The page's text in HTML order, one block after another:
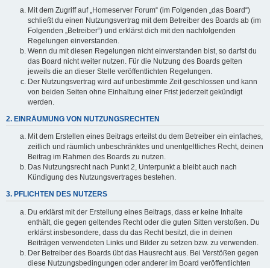
Mit dem Zugriff auf „Homeserver Forum“ (im Folgenden „das Board“)
schließt du einen Nutzungsvertrag mit dem Betreiber des Boards ab (im
Folgenden „Betreiber“) und erklärst dich mit den nachfolgenden
Regelungen einverstanden.
Wenn du mit diesen Regelungen nicht einverstanden bist, so darfst du
das Board nicht weiter nutzen. Für die Nutzung des Boards gelten
jeweils die an dieser Stelle veröffentlichten Regelungen.
Der Nutzungsvertrag wird auf unbestimmte Zeit geschlossen und kann
von beiden Seiten ohne Einhaltung einer Frist jederzeit gekündigt
werden.
2. EINRÄUMUNG VON NUTZUNGSRECHTEN
Mit dem Erstellen eines Beitrags erteilst du dem Betreiber ein einfaches,
zeitlich und räumlich unbeschränktes und unentgeltliches Recht, deinen
Beitrag im Rahmen des Boards zu nutzen.
Das Nutzungsrecht nach Punkt 2, Unterpunkt a bleibt auch nach
Kündigung des Nutzungsvertrages bestehen.
3. PFLICHTEN DES NUTZERS
Du erklärst mit der Erstellung eines Beitrags, dass er keine Inhalte
enthält, die gegen geltendes Recht oder die guten Sitten verstoßen. Du
erklärst insbesondere, dass du das Recht besitzt, die in deinen
Beiträgen verwendeten Links und Bilder zu setzen bzw. zu verwenden.
Der Betreiber des Boards übt das Hausrecht aus. Bei Verstößen gegen
diese Nutzungsbedingungen oder anderer im Board veröffentlichten